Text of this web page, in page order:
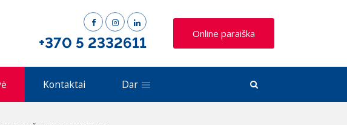
+370 5 2332611
Online paraiška
Kontaktai Dar